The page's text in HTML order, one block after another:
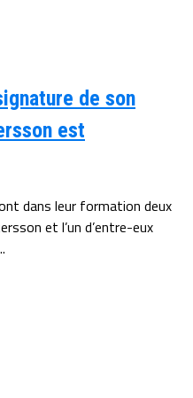
de son
est
dans leur formation deux
et l’un d’entre-eux